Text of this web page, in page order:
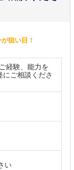
が狙い目！
経験、能力を
ご相談くださ
い